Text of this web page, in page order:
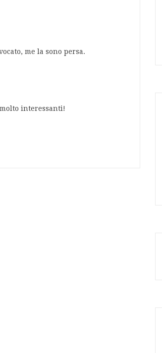
me la sono persa.
interessanti!